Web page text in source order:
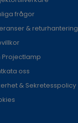
frågor
& returhantering
Projectlamp
oss
& Sekretesspolicy